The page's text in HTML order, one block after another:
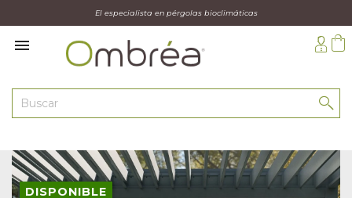
El especialista en pérgolas bioclimáticas

DISPONIBLE